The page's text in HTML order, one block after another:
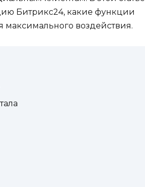
Битрикс24, какие функции
максимального воздействия.